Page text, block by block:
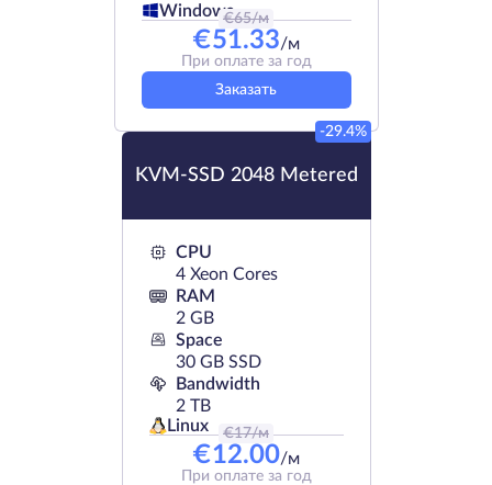
Windows
€65/м
€51.33/м
При оплате за год
Заказать
KVM-SSD 2048 Metered
-29.4%
CPU
4 Xeon Cores
RAM
2 GB
Space
30 GB SSD
Bandwidth
2 TB
Linux
€17/м
€12.00/м
При оплате за год